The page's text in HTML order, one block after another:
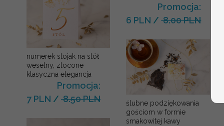
numerek stojak na stół
weselny, zlocone
klasyczna elegancja
Promocja:
7 PLN / 8.50 PLN
Promocja:
6 PLN /8.00 PLN
ślubne podziękowania
gościom w formie
smakowitej kawy